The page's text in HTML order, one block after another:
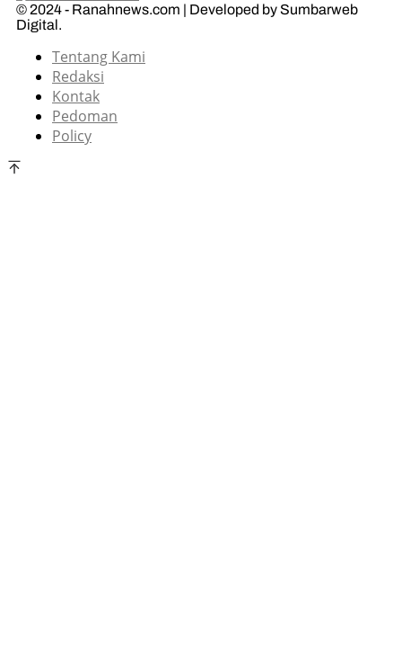
© 2024 - Ranahnews.com | Developed by Sumbarweb
Digital.
Tentang Kami
Redaksi
Kontak
Pedoman
Policy